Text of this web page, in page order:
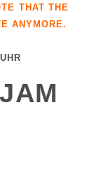
THAT THE
ANYMORE.